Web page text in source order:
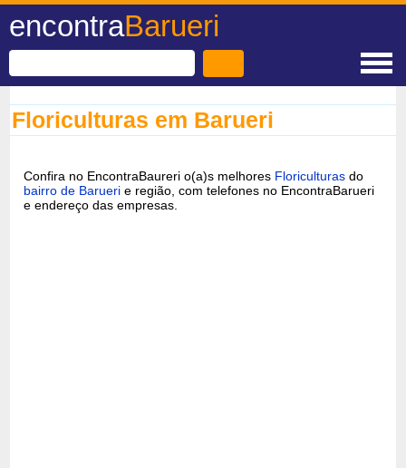
encontraBarueri
Floriculturas em Barueri
Confira no EncontraBaureri o(a)s melhores Floriculturas do
bairro de Barueri e região, com telefones no EncontraBarueri
e endereço das empresas.